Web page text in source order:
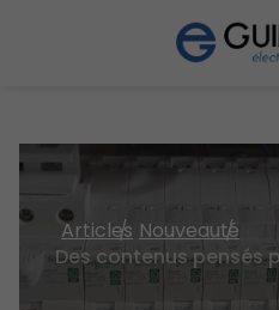
Articles Nouveauté